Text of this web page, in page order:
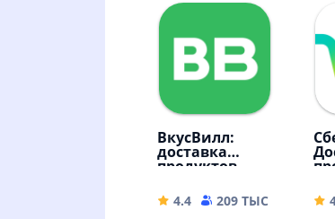
ВкусВилл:
доставка
продуктов
4.4 209 ТЫС
76.82